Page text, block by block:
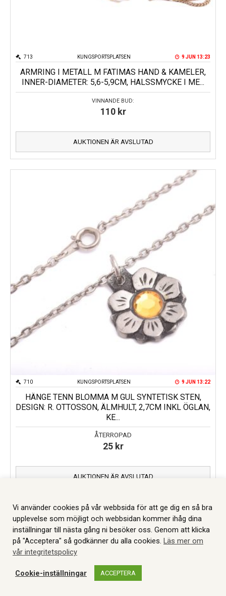
KUNGSPORTSPLATSEN
713 9 JUN 13:23
ARMRING I METALL M FATIMAS HAND & KAMELER,
INNER-DIAMETER: 5,6-5,9CM, HALSSMYCKE I ME...
VINNANDE BUD:
110 kr
AUKTIONEN ÄR AVSLUTAD
KUNGSPORTSPLATSEN
710 9 JUN 13:22
HÄNGE TENN BLOMMA M GUL SYNTETISK STEN,
DESIGN: R. OTTOSSON, ÄLMHULT, 2,7CM INKL ÖGLAN,
KE...
ÅTERROPAD
25 kr
AUKTIONEN ÄR AVSLUTAD
Vi använder cookies på vår webbsida för att ge dig en så bra
upplevelse som möjligt och webbsidan kommer ihåg dina
inställningar till nästa gång ni besöker oss. Genom att klicka
på "Acceptera" så godkänner du alla cookies. Läs mer om
vår integritetspolicy
Cookie-inställningar ACCEPTERA